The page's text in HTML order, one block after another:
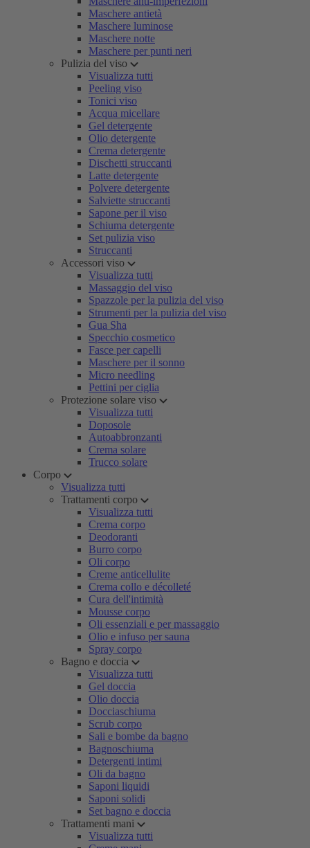
Maschere antietà
Maschere luminose
Maschere notte
Maschere per punti neri
Pulizia del viso
Visualizza tutti
Peeling viso
Tonici viso
Acqua micellare
Gel detergente
Olio detergente
Crema detergente
Dischetti struccanti
Latte detergente
Polvere detergente
Salviette struccanti
Sapone per il viso
Schiuma detergente
Set pulizia viso
Struccanti
Accessori viso
Visualizza tutti
Massaggio del viso
Spazzole per la pulizia del viso
Strumenti per la pulizia del viso
Gua Sha
Specchio cosmetico
Fasce per capelli
Maschere per il sonno
Micro needling
Pettini per ciglia
Protezione solare viso
Visualizza tutti
Doposole
Autoabbronzanti
Crema solare
Trucco solare
Corpo
Visualizza tutti
Trattamenti corpo
Visualizza tutti
Crema corpo
Deodoranti
Burro corpo
Oli corpo
Creme anticellulite
Crema collo e décolleté
Cura dell'intimità
Mousse corpo
Oli essenziali e per massaggio
Olio e infuso per sauna
Spray corpo
Bagno e doccia
Visualizza tutti
Gel doccia
Olio doccia
Docciaschiuma
Scrub corpo
Sali e bombe da bagno
Bagnoschiuma
Detergenti intimi
Oli da bagno
Saponi liquidi
Saponi solidi
Set bagno e doccia
Trattamenti mani
Visualizza tutti